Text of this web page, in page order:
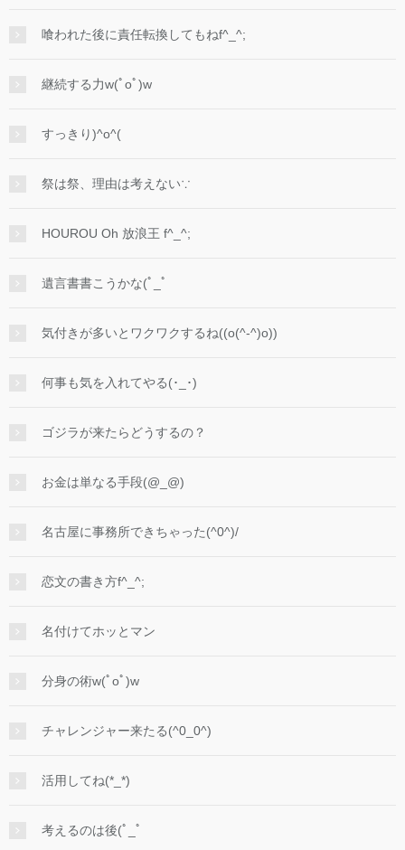
喰われた後に責任転換してもねf^_^;
継続する力w(ﾟoﾟ)w
すっきり)^o^(
祭は祭、理由は考えない∵
HOUROU Oh 放浪王 f^_^;
遺言書書こうかな(ﾟ_ﾟ
気付きが多いとワクワクするね((o(^-^)o))
何事も気を入れてやる(･_･)
ゴジラが来たらどうするの？
お金は単なる手段(@_@)
名古屋に事務所できちゃった(^0^)/
恋文の書き方f^_^;
名付けてホッとマン
分身の術w(ﾟoﾟ)w
チャレンジャー来たる(^0_0^)
活用してね(*_*)
考えるのは後(ﾟ_ﾟ